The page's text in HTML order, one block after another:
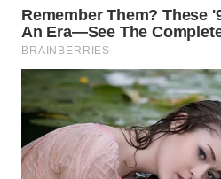
WN
PRIANGAN
TIMUR
WN
SEMARANG